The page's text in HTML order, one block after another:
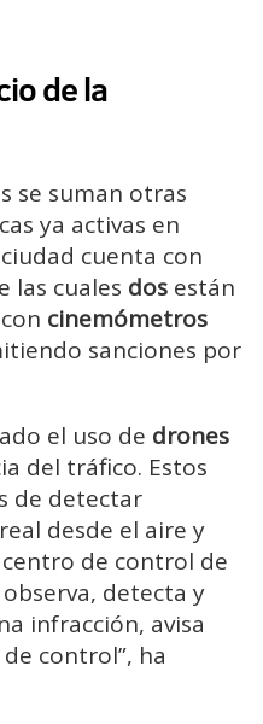
de la
se suman otras
ya activas en
cuenta con
las cuales dos están
cinemómetros
sanciones por
el uso de drones
del tráfico. Estos
de detectar
desde el aire y
de control de
observa, detecta y
infracción, avisa
control”, ha